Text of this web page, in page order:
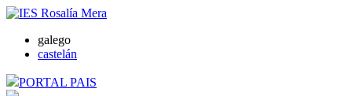
galego
castelán
PORTAL PAIS